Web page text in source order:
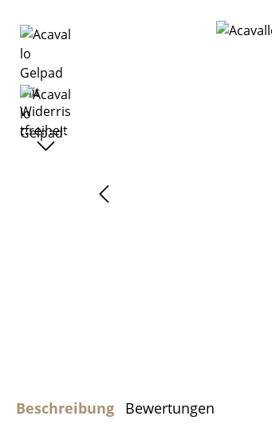
Bildergalerie überspringen
Beschreibung Bewertungen